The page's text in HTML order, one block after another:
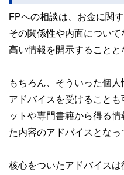
FPへの相談は、お金に関
その関係性や内面につい
高い情報を開示することと
もちろん、そういった個
アドバイスを受けること
ットや専門書籍から得る
た内容のアドバイスとなっ
核心をついたアドバイス